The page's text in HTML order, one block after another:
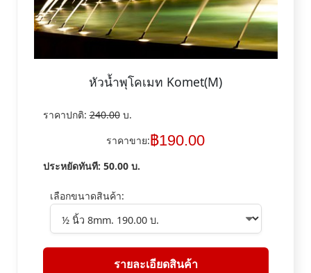
หัวน้ำพุโคเมท Komet(M)
ราคาปกติ:240.00บ.
ราคาขาย:฿190.00
ประหยัดทันที: 50.00บ.
เลือกขนาดสินค้า:
รายละเอียดสินค้า